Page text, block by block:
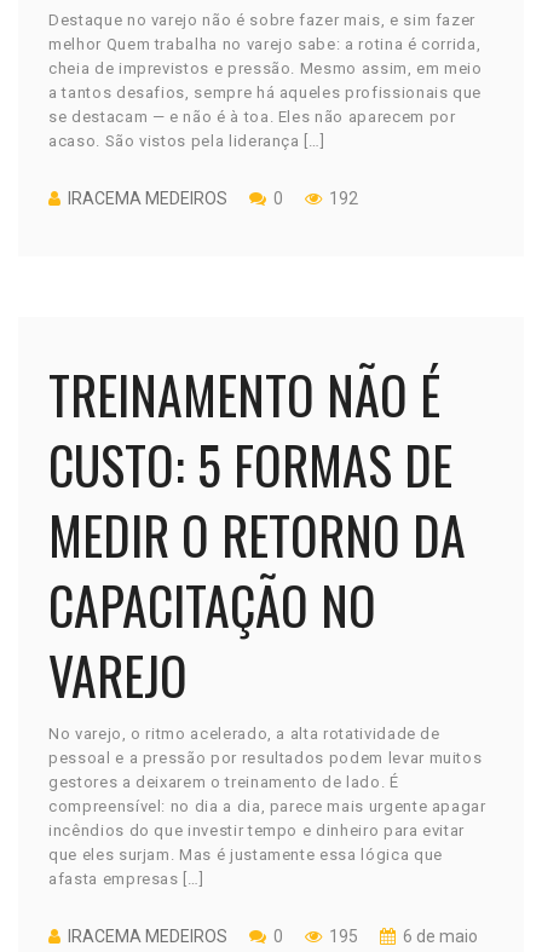
Destaque no varejo não é sobre fazer mais, e sim fazer
melhor Quem trabalha no varejo sabe: a rotina é corrida,
cheia de imprevistos e pressão. Mesmo assim, em meio
a tantos desafios, sempre há aqueles profissionais que
se destacam — e não é à toa. Eles não aparecem por
acaso. São vistos pela liderança […]
IRACEMA MEDEIROS 0 192
TREINAMENTO NÃO É
CUSTO: 5 FORMAS DE
MEDIR O RETORNO DA
CAPACITAÇÃO NO
VAREJO
No varejo, o ritmo acelerado, a alta rotatividade de
pessoal e a pressão por resultados podem levar muitos
gestores a deixarem o treinamento de lado. É
compreensível: no dia a dia, parece mais urgente apagar
incêndios do que investir tempo e dinheiro para evitar
que eles surjam. Mas é justamente essa lógica que
afasta empresas […]
IRACEMA MEDEIROS 0 195
6 de maio